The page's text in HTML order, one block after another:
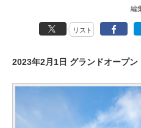
編
リスト
2023年2月1日 グランドオープン